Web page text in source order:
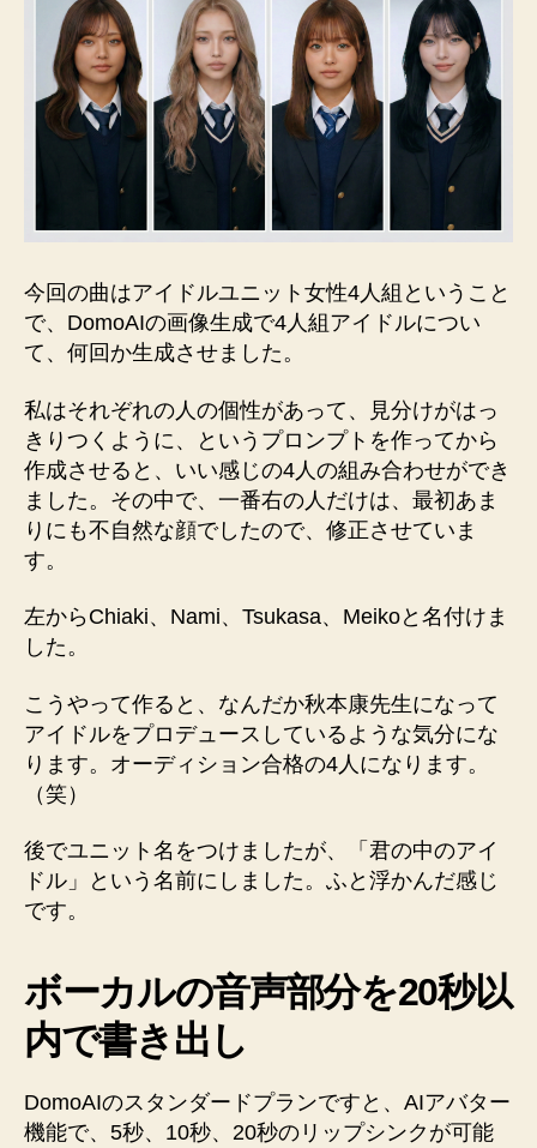
今回の曲はアイドルユニット女性4人組ということ
で、DomoAIの画像生成で4人組アイドルについ
て、何回か生成させました。
私はそれぞれの人の個性があって、見分けがはっ
きりつくように、というプロンプトを作ってから
作成させると、いい感じの4人の組み合わせができ
ました。その中で、一番右の人だけは、最初あま
りにも不自然な顔でしたので、修正させていま
す。
左からChiaki、Nami、Tsukasa、Meikoと名付けま
した。
こうやって作ると、なんだか秋本康先生になって
アイドルをプロデュースしているような気分にな
ります。オーディション合格の4人になります。
（笑）
後でユニット名をつけましたが、「君の中のアイ
ドル」という名前にしました。ふと浮かんだ感じ
です。
ボーカルの音声部分を20秒以
内で書き出し
DomoAIのスタンダードプランですと、AIアバター
機能で、5秒、10秒、20秒のリップシンクが可能